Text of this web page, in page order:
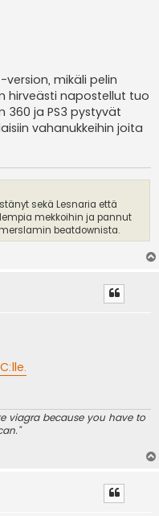
version, mikäli pelin
hirveästi napostellut tuo
360 ja PS3 pystyvät
vahanukkeihin joita
sekä Lesnaria että
mekkoihin ja pannut
beatdownista.
viagra because you have to